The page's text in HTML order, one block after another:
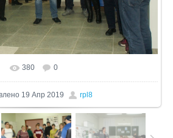
размере 1024x668
380 0
19 Апр 2019 rpl8